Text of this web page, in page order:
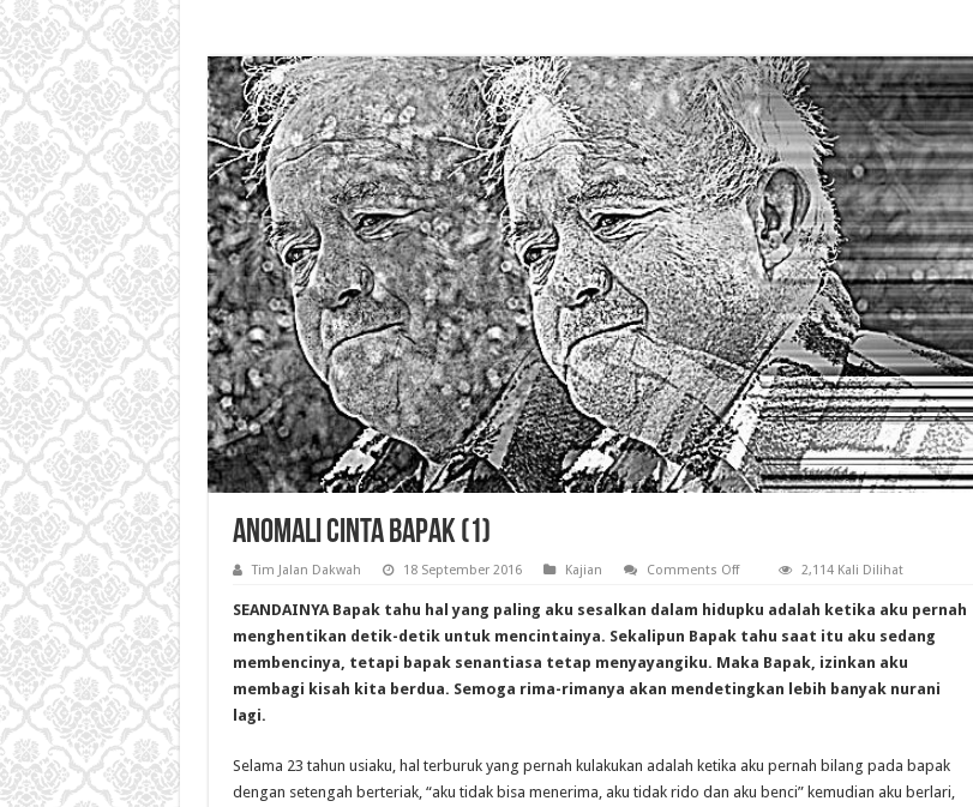
Anomali Cinta Bapak (1)
Tim Jalan Dakwah 18 September 2016 Kajian Comments Offon
Cinta
Bapak
(1)
2,114 Kali Dilihat
SEANDAINYA Bapak tahu hal yang paling aku sesalkan dalam hidupku adalah ketika aku pernah
menghentikan detik-detik untuk mencintainya. Sekalipun Bapak tahu saat itu aku sedang
membencinya, tetapi bapak senantiasa tetap menyayangiku. Maka Bapak, izinkan aku
membagi kisah kita berdua. Semoga rima-rimanya akan mendetingkan lebih banyak nurani
lagi.
Selama 23 tahun usiaku, hal terburuk yang pernah kulakukan adalah ketika aku pernah bilang pada bapak
dengan setengah berteriak, “aku tidak bisa menerima, aku tidak rido dan aku benci” kemudian aku berlari,